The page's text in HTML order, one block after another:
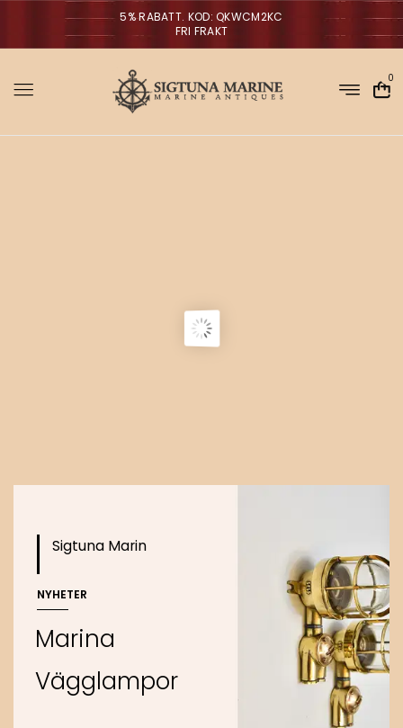
5% RABATT. KOD: QKWCM2KC
FRI FRAKT
0
Sigtuna Marin
NYHETER
Marina
Vägglampor